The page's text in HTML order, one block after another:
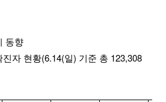
동향
자 현황(6.14(일) 기준 총 123,308